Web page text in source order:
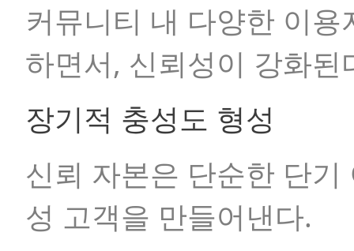
커뮤니티 내 다양한 이
하면서, 신뢰성이 강화된
장기적 충성도 형성
신뢰 자본은 단순한 단
성 고객을 만들어낸다.